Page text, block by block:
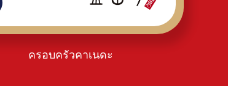
ครอบครัวคาเนดะ